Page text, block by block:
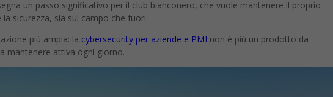
più ampia: lacybersecurity per aziende e PMInon è più un prodotto da
mantenere attiva ogni giorno.